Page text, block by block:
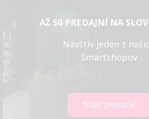
AŽ 50 PREDAJNÍ NA
Navštív jeden z
Smartshopov